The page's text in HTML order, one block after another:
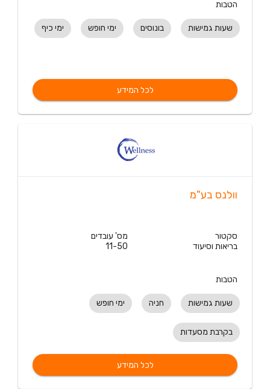
הטבות
שעות גמישות בונוסים ימי חופש ימי כיף
לכל המידע
וולנס בע"מ
סקטור
בריאות וסיעוד
מס' עובדים
11-50
הטבות
שעות גמישות חניה ימי חופש
בקרבת מסעדות
לכל המידע